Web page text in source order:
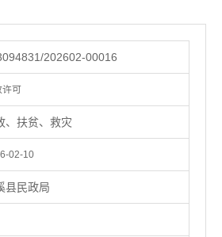
202602-00016
许可
、扶贫、救灾
02-10
县民政局